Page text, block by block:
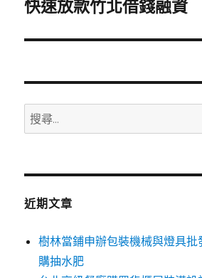
一
文
快速放款竹北借錢融資
搜
尋
鍵
近期文章
樹林當鋪申辦包裝機械與燈具
購抽水肥